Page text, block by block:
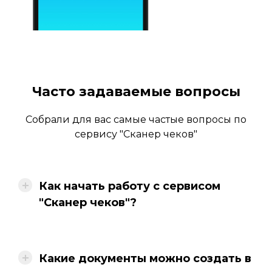
Часто задаваемые вопросы
Собрали для вас самые частые вопросы по
сервису "Сканер чеков"
Как начать работу с сервисом
"Сканер чеков"?
Какие документы можно создать в